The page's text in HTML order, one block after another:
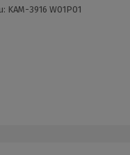
KAM-3916 W01P01